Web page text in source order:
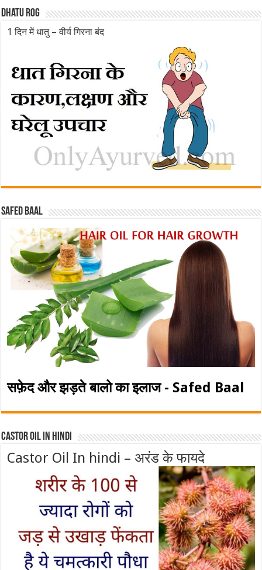
Dhatu rog
1 दिन में धातु – वीर्य गिरना बंद
Safed baal
सफ़ेद और झड़ते बालो का इलाज - Safed Baal
Castor Oil In Hindi
Castor Oil In hindi – अरंड के फायदे